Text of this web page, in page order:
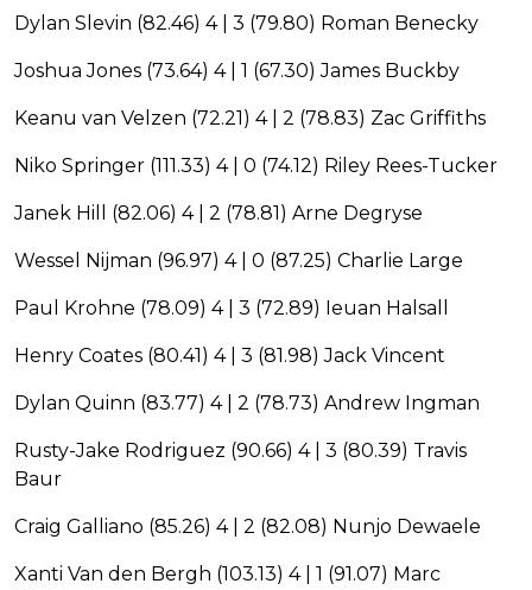
Dylan Slevin (82.46) 4 | 3 (79.80) Roman Benecky
Joshua Jones (73.64) 4 | 1 (67.30) James Buckby
Keanu van Velzen (72.21) 4 | 2 (78.83) Zac Griffiths
Niko Springer (111.33) 4 | 0 (74.12) Riley Rees-Tucker
Janek Hill (82.06) 4 | 2 (78.81) Arne Degryse
Wessel Nijman (96.97) 4 | 0 (87.25) Charlie Large
Paul Krohne (78.09) 4 | 3 (72.89) Ieuan Halsall
Henry Coates (80.41) 4 | 3 (81.98) Jack Vincent
Dylan Quinn (83.77) 4 | 2 (78.73) Andrew Ingman
Rusty-Jake Rodriguez (90.66) 4 | 3 (80.39) Travis
Baur
Craig Galliano (85.26) 4 | 2 (82.08) Nunjo Dewaele
Xanti Van den Bergh (103.13) 4 | 1 (91.07) Marc